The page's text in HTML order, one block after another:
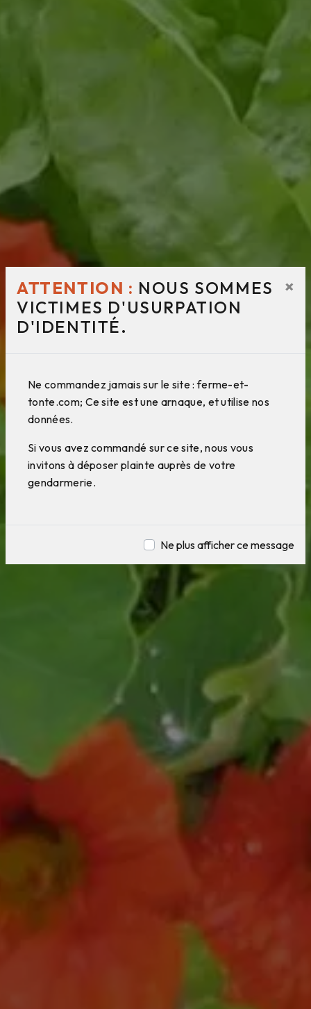
ATTENTION : NOUS SOMMES
VICTIMES D'USURPATION
D'IDENTITÉ.
×
Ne commandez jamais sur le site : ferme-et-
tonte.com; Ce site est une arnaque, et utilise nos
données.
Si vous avez commandé sur ce site, nous vous
invitons à déposer plainte auprès de votre
gendarmerie.
Ne plus afficher ce message